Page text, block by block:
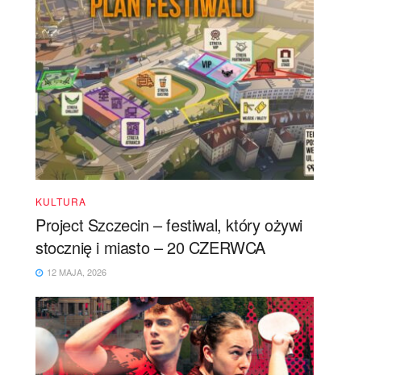
KULTURA
Project Szczecin – festiwal, który ożywi
stocznię i miasto – 20 CZERWCA
12 MAJA, 2026